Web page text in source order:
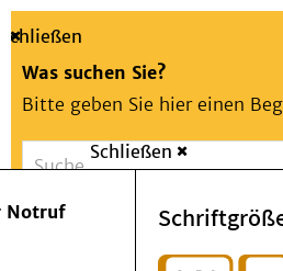
Suche
Schließen
Was suchen Sie?
Bitte geben Sie hier einen
Suchen
Notfall
Schließen
Notruf
Menü